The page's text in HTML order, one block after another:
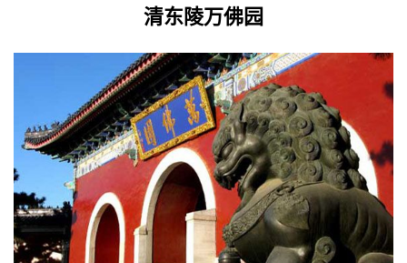
清东陵万佛园